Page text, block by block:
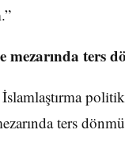
ters
ters